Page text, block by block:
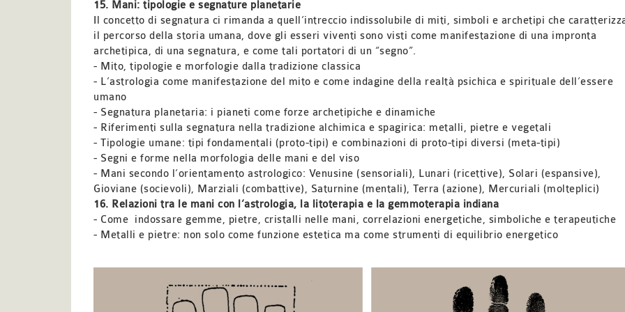
15. Mani: tipologie e segnature planetarie
Il concetto di segnatura ci rimanda a quell’intreccio indissolubile di miti, simboli e archetipi che
il percorso della storia umana, dove gli esseri viventi sono visti come manifestazione di una impronta
archetipica, di una segnatura, e come tali portatori di un “segno”.
- Mito, tipologie e morfologie dalla tradizione classica
- L’astrologia come manifestazione del mito e come indagine della realtà psichica e spirituale dell’essere
umano
- Segnatura planetaria: i pianeti come forze archetipiche e dinamiche
- Riferimenti sulla segnatura nella tradizione alchimica e spagirica: metalli, pietre e vegetali
- Tipologie umane: tipi fondamentali (proto-tipi) e combinazioni di proto-tipi diversi (meta-tipi)
- Segni e forme nella morfologia delle mani e del viso
- Mani secondo l’orientamento astrologico: Venusine (sensoriali), Lunari (ricettive), Solari (espansive),
Gioviane (socievoli), Marziali (combattive), Saturnine (mentali), Terra (azione), Mercuriali (molteplici)
16. Relazioni tra le mani con l’astrologia, la litoterapia e la gemmoterapia indiana
- Come indossare gemme, pietre, cristalli nelle mani, correlazioni energetiche, simboliche e terapeutiche
- Metalli e pietre: non solo come funzione estetica ma come strumenti di equilibrio energetico